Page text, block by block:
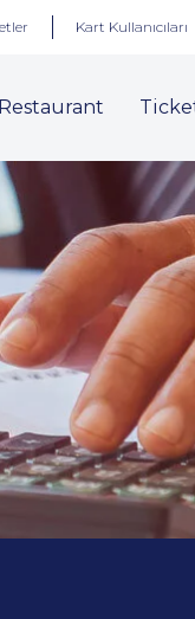
Kart Kullanıcıları